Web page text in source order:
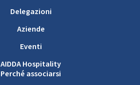
Delegazioni
Aziende
Eventi
AIDDA Hospitality
Perché associarsi